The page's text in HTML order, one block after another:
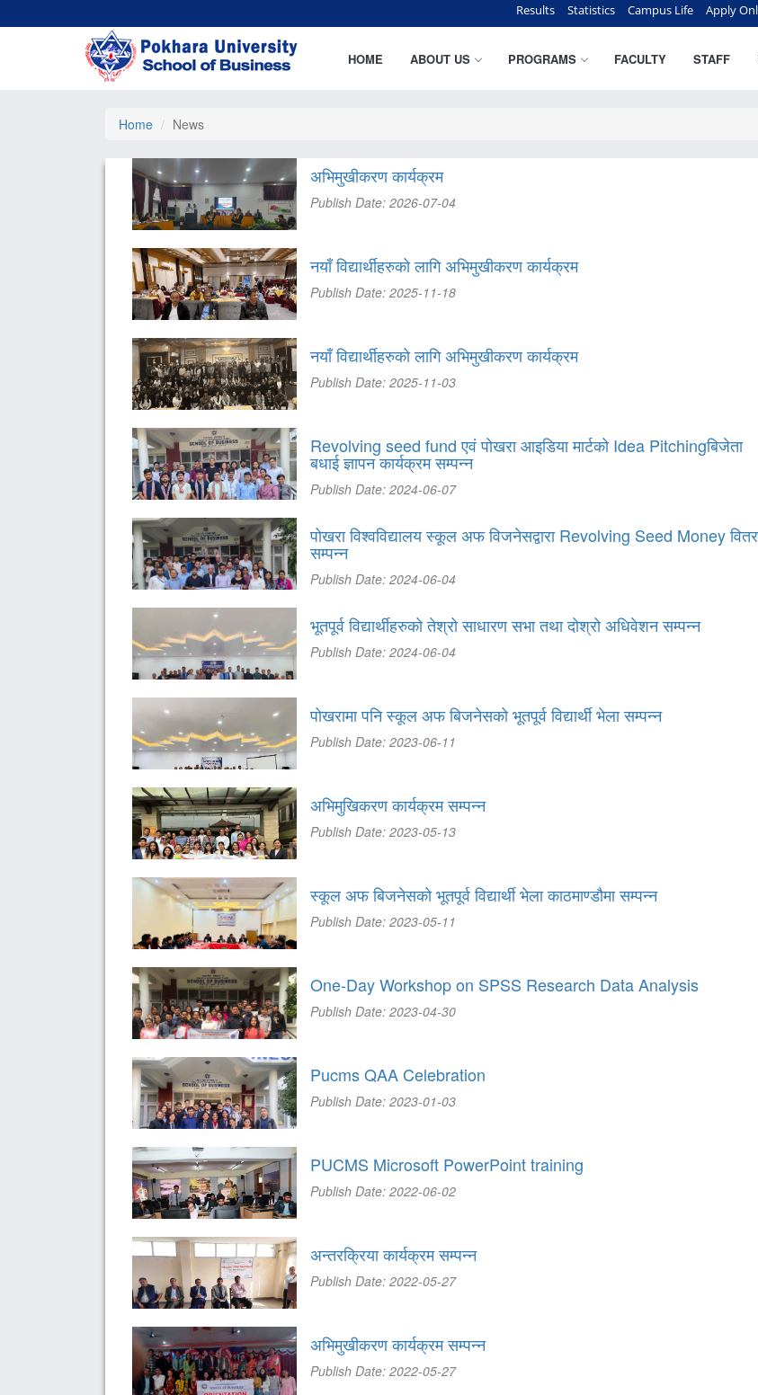
Results Statistics Campus Life Apply
HOME ABOUT US PROGRAMS FACULTY STAFF
Home News
अभिमुखीकरण कार्यक्रम
Publish Date: 2026-07-04
नयाँ विद्यार्थीहरुको लागि अभिमुखीकरण कार्यक्रम
Publish Date: 2025-11-18
नयाँ विद्यार्थीहरुको लागि अभिमुखीकरण कार्यक्रम
Publish Date: 2025-11-03
Revolving seed fund एवं पोखरा आइडिया मार्टको Idea Pitchingबिजेता
बधाई ज्ञापन कार्यक्रम सम्पन्न
Publish Date: 2024-06-07
पोखरा विश्वविद्यालय स्कूल अफ विजनेसद्वारा Revolving Seed Money
सम्पन्न
Publish Date: 2024-06-04
भूतपूर्व विद्यार्थीहरुको तेश्रो साधारण सभा तथा दोश्रो अधिवेशन सम्पन्न
Publish Date: 2024-06-04
पोखरामा पनि स्कूल अफ बिजनेसको भूतपूर्व विद्यार्थी भेला सम्पन्न
Publish Date: 2023-06-11
अभिमुखिकरण कार्यक्रम सम्पन्न
Publish Date: 2023-05-13
स्कूल अफ बिजनेसको भूतपूर्व विद्यार्थी भेला काठमाण्डौमा सम्पन्न
Publish Date: 2023-05-11
One-Day Workshop on SPSS Research Data Analysis
Publish Date: 2023-04-30
Pucms QAA Celebration
Publish Date: 2023-01-03
PUCMS Microsoft PowerPoint training
Publish Date: 2022-06-02
अन्तरक्रिया कार्यक्रम सम्पन्न
Publish Date: 2022-05-27
अभिमुखीकरण कार्यक्रम सम्पन्न
Publish Date: 2022-05-27